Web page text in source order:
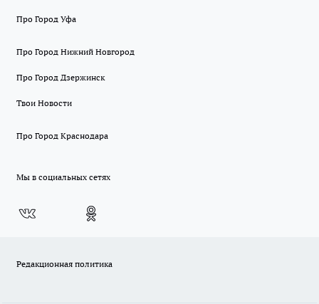
Про Город Уфа
Про Город Нижний Новгород
Про Город Дзержинск
Твои Новости
Про Город Краснодара
Мы в социальных сетях
Редакционная политика